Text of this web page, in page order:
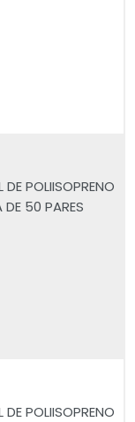
POLIISOPRENO
50 PARES
POLIISOPRENO